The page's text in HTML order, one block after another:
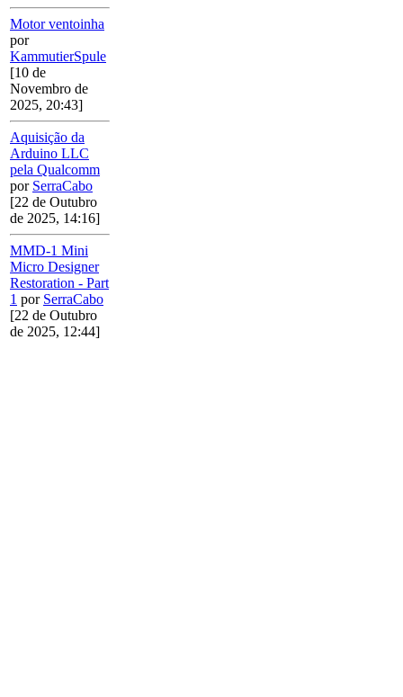
Motor ventoinha
por
KammutierSpule
[10 de
Novembro de
2025, 20:43]
Aquisição da
Arduino LLC
pela Qualcomm
por SerraCabo
[22 de Outubro
de 2025, 14:16]
MMD-1 Mini
Micro Designer
Restoration - Part
1 por SerraCabo
[22 de Outubro
de 2025, 12:44]